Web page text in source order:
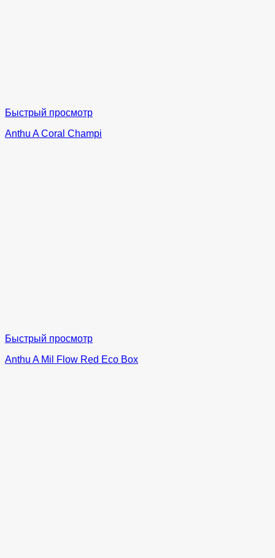
Быстрый просмотр
Anthu A Coral Champi
Быстрый просмотр
Anthu A Mil Flow Red Eco Box